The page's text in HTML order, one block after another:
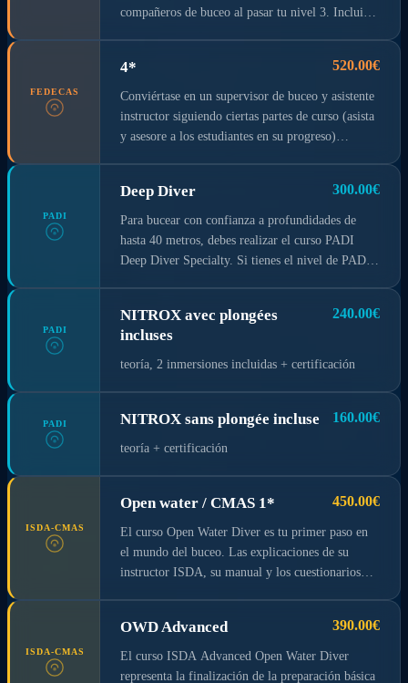
compañeros de buceo al pasar tu nivel 3. Incluido
FEDECAS
4* 520.00€
Conviértase en un supervisor de buceo y asistente
instructor siguiendo ciertas partes de curso (asista
y asesore a los estudiantes en su progreso)
en el mar.
PADI
Deep Diver 300.00€
Para bucear con confianza a profundidades de
hasta 40 metros, debes realizar el curso PADI
Deep Diver Specialty. Si tienes el nivel de PADI
PADI
NITROX avec plongées
incluses
240.00€
teoría, 2 inmersiones incluidas + certificación
PADI NITROX sans plongée incluse 160.00€
teoría + certificación
ISDA-CMAS
Open water / CMAS 1* 450.00€
El curso Open Water Diver es tu primer paso en
el mundo del buceo. Las explicaciones de su
instructor ISDA, su manual y los cuestionarios
sumergirse bajo el agua con un aparato de
respiración autónomo. Aprenderá cómo la presión
del agua afecta nuestro cuerpo, cómo comunicarse
ISDA-CMAS
OWD Advanced 390.00€
El curso ISDA Advanced Open Water Diver
representa la finalización de la preparación básica